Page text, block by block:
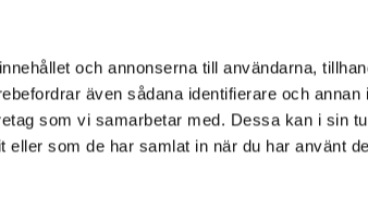
och annonserna till användarna,
även sådana identifierare och annan
som vi samarbetar med. Dessa kan i sin
eller som de har samlat in när du har använt